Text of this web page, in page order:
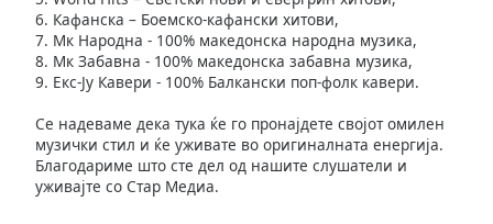
6. Кафанска – Боемско-кафански хитови,
7. Мк Народна - 100% македонска народна музика,
8. Мк Забавна - 100% македонска забавна музика,
9. Екс-Ју Кавери - 100% Балкански поп-фолк кавери.
Се надеваме дека тука ќе го пронајдете својот омилен
музички стил и ќе уживате во оригиналната енергија.
Благодариме што сте дел од нашите слушатели и
уживајте со Стар Медиа.